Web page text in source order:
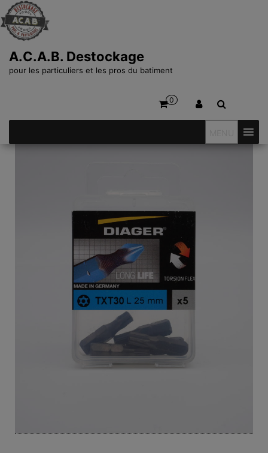
A.C.A.B. Destockage
pour les particuliers et les pros du batiment
0